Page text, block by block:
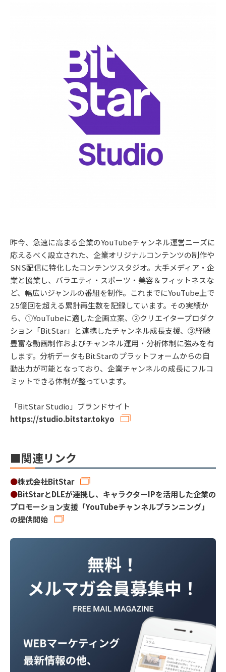
昨今、急速に高まる企業のYouTubeチャンネル運営ニーズに
応えるべく設立された、企業オリジナルコンテンツの制作や
SNS配信に特化したコンテンツスタジオ。大手メディア・企
業と協業し、バラエティ・スポーツ・美容＆フィットネスな
ど、幅広いジャンルの番組を制作。これまでにYouTube上で
2.5億回を超える累計再生数を記録しています。その実績か
ら、①YouTubeに適した企画立案、②クリエイタープロダク
ション「BitStar」と連携したチャンネル成長支援、③経験
豊富な動画制作およびチャンネル運用・分析体制に強みを有
します。分析データもBitStarのプラットフォームからの自
動出力が可能となっており、企業チャンネルの成長にフルコ
ミットできる体制が整っています。
「BitStar Studio」ブランドサイト
https://studio.bitstar.tokyo
■関連リンク
●株式会社BitStar
●BitStarとDLEが連携し、キャラクターIPを活用した企業の
プロモーション支援「YouTubeチャンネルプランニング」
の提供開始